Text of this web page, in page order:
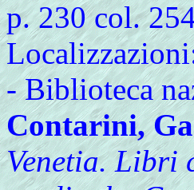
p. 230 col.
- Biblioteca
Contarini,
Venetia. Libri